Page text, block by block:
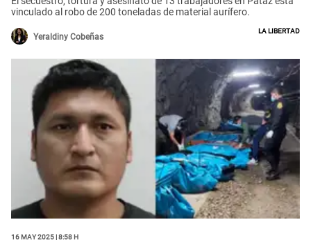
vinculado al robo de 200 toneladas de material aurífero.
Yeraldiny Cobeñas
La Libertad
16 May 2025 | 8:58 h